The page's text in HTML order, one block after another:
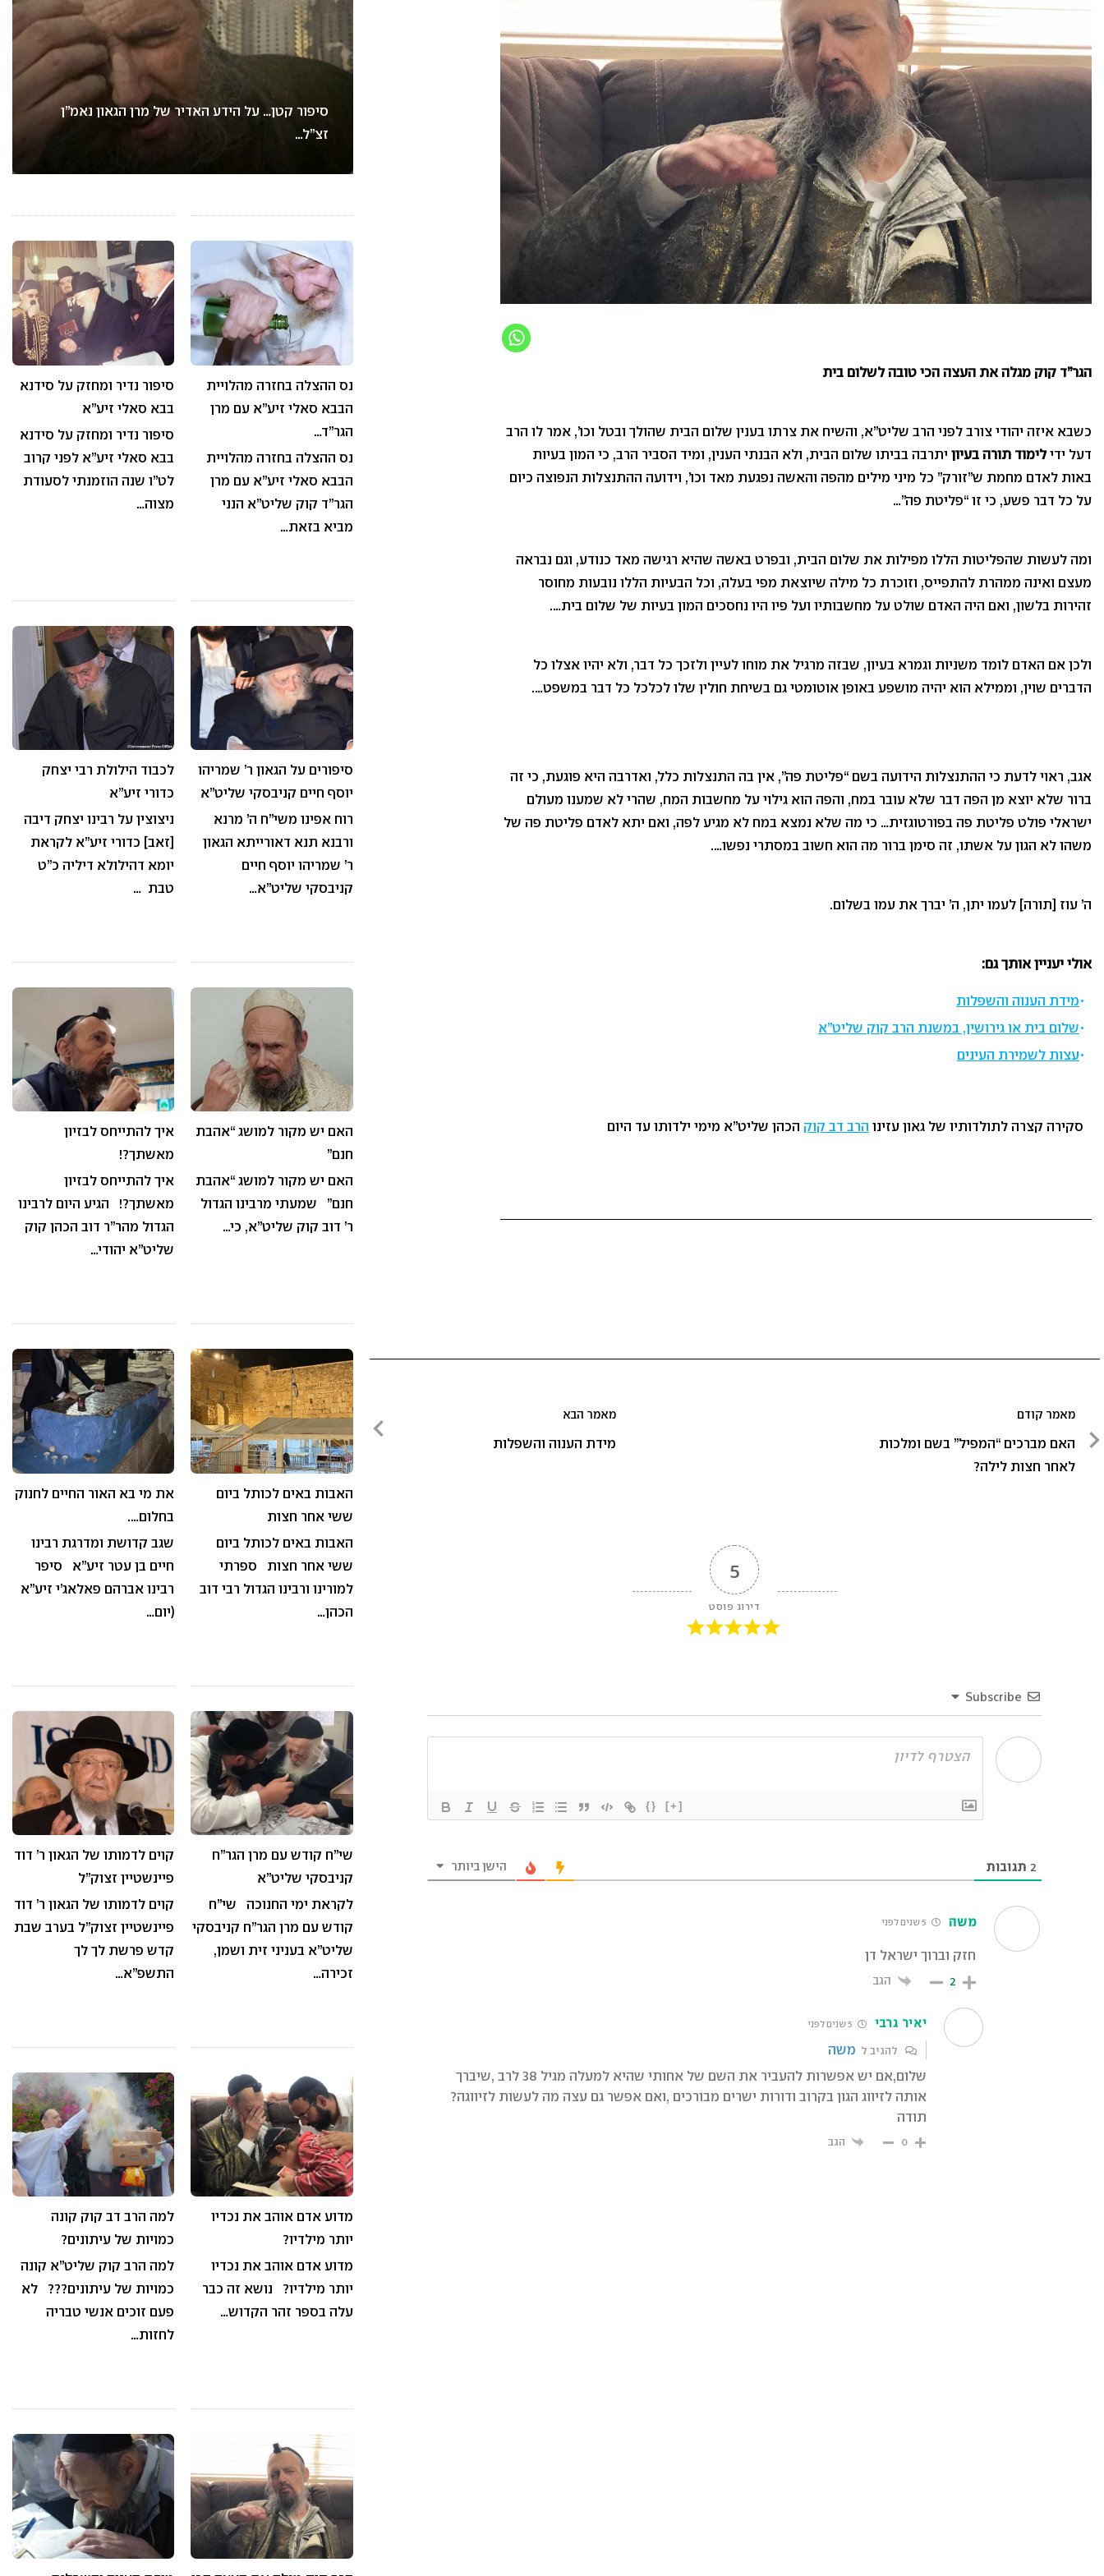
הגר”ד קוק מגלה את העצה הכי טובה לשלום בית
כשבא איזה יהודי צורב לפני הרב שליט”א, והשיח את צרתו בענין שלום הבית שהולך ובטל וכו’, אמר לו הרב
דעל ידילימוד תורה בעיון יתרבה בביתו שלום הבית, ולא הבנתי הענין, ומיד הסביר הרב, כי המון בעיות
באות לאדם מחמת ש”זורק” כל מיני מילים מהפה והאשה נפגעת מאד וכו’, וידועה ההתנצלות הנפוצה כיום
על כל דבר פשע, כי זו “פליטת פה”…
ומה לעשות שהפליטות הללו מפילות את שלום הבית, ובפרט באשה שהיא רגישה מאד כנודע, וגם נבראה
מעצם ואינה ממהרת להתפייס, וזוכרת כל מילה שיוצאת מפי בעלה, וכל הבעיות הללו נובעות מחוסר
זהירות בלשון, ואם היה האדם שולט על מחשבותיו ועל פיו היו נחסכים המון בעיות של שלום בית….
ולכן אם האדם לומד משניות וגמרא בעיון, שבזה מרגיל את מוחו לעיין ולזכך כל דבר, ולא יהיו אצלו כל
הדברים שוין, וממילא הוא יהיה מושפע באופן אוטומטי גם בשיחת חולין שלו לכלכל כל דבר במשפט….
אגב, ראוי לדעת כי ההתנצלות הידועה בשם “פליטת פה”, אין בה התנצלות כלל, ואדרבה היא פוגעת, כי זה
ברור שלא יוצא מן הפה דבר שלא עובר במח, והפה הוא גילוי על מחשבות המח, שהרי לא שמענו מעולם
ישראלי פולט פליטת פה בפורטוגזית… כי מה שלא נמצא במח לא מגיע לפה, ואם יתא לאדם פליטת פה של
משהו לא הגון על אשתו, זה סימן ברור מה הוא חשוב במסתרי נפשו….
ה’ עוז [תורה] לעמו יתן, ה’ יברך את עמו בשלום.
אולי יעניין אותך גם:
מידת הענוה והשפלות
שלום בית או גירושין, במשנת הרב קוק שליט”א
עצות לשמירת העינים
סקירה קצרה לתולדותיו של גאון עזינו הרב דב קוק הכהן שליט”א מימי ילדותו עד היום
ניווט מאמר הבא
מאמר
מידת הענוה והשפלות
מאמר קודם
מאמר
קודם
האם מברכים “המפיל” בשם ומלכות
לאחר חצות לילה?
5
דירוג פוסט
Subscribe
{} [+]
2תגובות הישן ביותר
משה
חזק וברוך ישראל דן
2 הגב
יאיר גרבי
להגיב ל משה
שלום,אם יש אפשרות להעביר את השם של אחותי שהיא למעלה מגיל 38 לרב ,שיברך
אותה לזיווג הגון בקרוב ודורות ישרים מבורכים ,ואם אפשר גם עצה מה לעשות לזיווגה?
תודה
0 הגב
סיפור קטן… על הידע האדיר של מרן הגאון נאמ”ן
זצ”ל…
נס ההצלה בחזרה מהלויית
הבבא סאלי זיע”א עם מרן
הגר”ד…
נס ההצלה בחזרה מהלויית
הבבא סאלי זיע”א עם מרן
הגר”ד קוק שליט”א הנני
מביא בזאת…
סיפור נדיר ומחזק על סידנא
בבא סאלי זיע”א
סיפור נדיר ומחזק על סידנא
בבא סאלי זיע”א לפני קרוב
לט”ו שנה הוזמנתי לסעודת
מצוה…
סיפורים על הגאון ר’ שמריהו
יוסף חיים קניבסקי שליט”א
רוח אפינו משי”ח ה’ מרנא
ורבנא תנא דאורייתא הגאון
ר’ שמריהו יוסף חיים
קניבסקי שליט”א…
לכבוד הילולת רבי יצחק
כדורי זיע”א
ניצוצין על רבינו יצחק דיבה
[זאב] כדורי זיע”א לקראת
יומא דהילולא דיליה כ”ט
טבת …
האם יש מקור למושג “אהבת
חנם”
האם יש מקור למושג “אהבת
חנם” שמעתי מרבינו הגדול
ר’ דוב קוק שליט”א, כי…
איך להתייחס לבזיון
מאשתך?!
איך להתייחס לבזיון
מאשתך?! הגיע היום לרבינו
הגדול מהר”ר דוב הכהן קוק
שליט”א יהודי…
האבות באים לכותל ביום
ששי אחר חצות
האבות באים לכותל ביום
ששי אחר חצות ספרתי
למורינו ורבינו הגדול רבי דוב
הכהן…
את מי בא האור החיים לחנוק
בחלום….
שגב קדושת ומדרגת רבינו
חיים בן עטר זיע”א סיפר
רבינו אברהם פאלאג’י זיע”א
(יום…
שי”ח קודש עם מרן הגר”ח
קניבסקי שליט”א
לקראת ימי החנוכה שי”ח
קודש עם מרן הגר”ח קניבסקי
שליט”א בעניני זית ושמן,
זכירה…
קוים לדמותו של הגאון ר’ דוד
פיינשטיין זצוק”ל
קוים לדמותו של הגאון ר’ דוד
פיינשטיין זצוק”ל בערב שבת
קדש פרשת לך לך
התשפ”א…
מדוע אדם אוהב את נכדיו
יותר מילדיו?
מדוע אדם אוהב את נכדיו
יותר מילדיו? נושא זה כבר
עלה בספר זהר הקדוש…
למה הרב דב קוק קונה
כמויות של עיתונים?
למה הרב קוק שליט”א קונה
כמויות של עיתונים??? לא
פעם זוכים אנשי טבריה
לחזות…